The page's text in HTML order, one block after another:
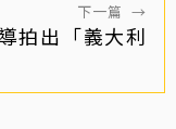
下一篇 →
拍出「義大利